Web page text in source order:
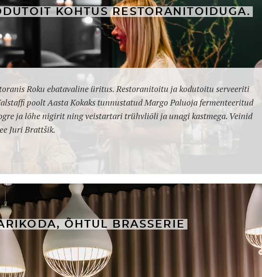
KOHTUS RESTORANITOIDUGA.
Roku ebatavaline üritus. Restoranitoitu ja kodutoitu serveeriti
poolt Aasta Kokaks tunnustatud Margo Paluoja fermenteeritud
ja lõhe nigirit ning veistartari trühvliõli ja unagi kastmega. Veinid
Juri Brattšik.
ÕHTUL BRASSERIE